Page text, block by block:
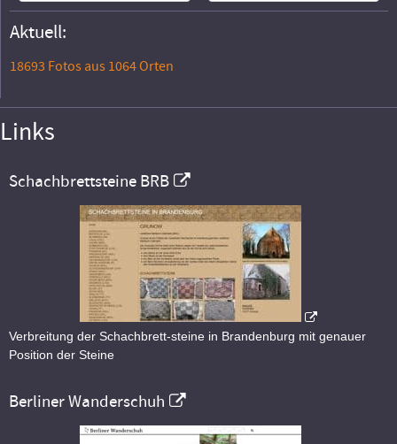
Aktuell:
18693 Fotos aus 1064 Orten
Links
Schachbrettsteine BRB
Verbreitung der Schachbrett-steine in Brandenburg mit genauer
Position der Steine
Berliner Wanderschuh